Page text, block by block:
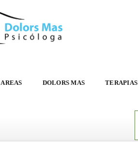
AREAS DOLORS MAS TERAPIAS